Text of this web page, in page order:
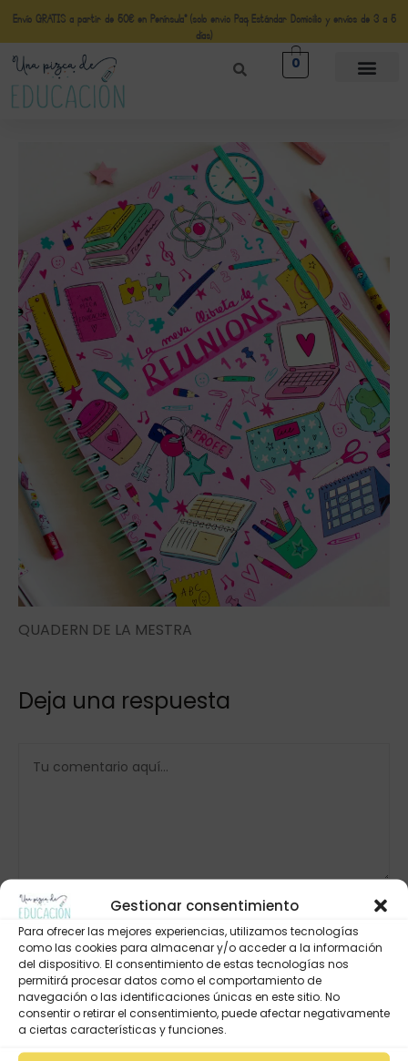
Gestionar consentimiento
Para ofrecer las mejores experiencias, utilizamos tecnologías
como las cookies para almacenar y/o acceder a la información
del dispositivo. El consentimiento de estas tecnologías nos
permitirá procesar datos como el comportamiento de
navegación o las identificaciones únicas en este sitio. No
consentir o retirar el consentimiento, puede afectar negativamente
a ciertas características y funciones.
Envío GRATIS a partir de 50€ en Península* (solo envio Paq Estándar Domicilio y envíos de 3 a 5
días)
0
QUADERN DE LA MESTRA
Deja una respuesta